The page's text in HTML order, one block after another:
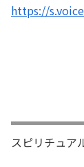
https://
スピリチュア